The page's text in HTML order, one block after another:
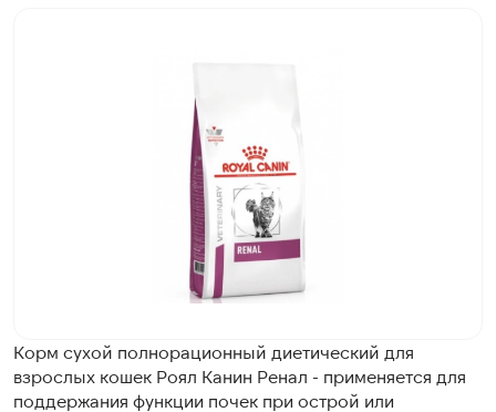
Корм сухой полнорационный диетический для
взрослых кошек Роял Канин Ренал - применяется для
поддержания функции почек при острой или